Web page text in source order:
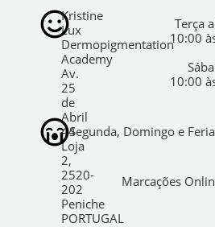
Kristine
Lux
Dermopigmentation
Academy
Av.
25
de
Abril
44
Loja
2,
2520-
202
Peniche
PORTUGAL
Terça
10:00
10:00
Segunda, Domingo e
Marcações